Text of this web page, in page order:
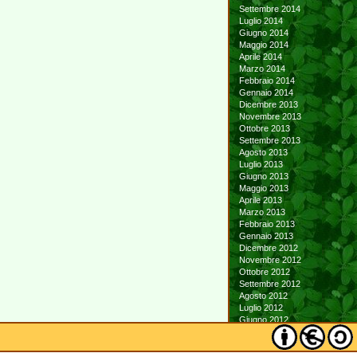
Settembre 2014
Luglio 2014
Giugno 2014
Maggio 2014
Aprile 2014
Marzo 2014
Febbraio 2014
Gennaio 2014
Dicembre 2013
Novembre 2013
Ottobre 2013
Settembre 2013
Agosto 2013
Luglio 2013
Giugno 2013
Maggio 2013
Aprile 2013
Marzo 2013
Febbraio 2013
Gennaio 2013
Dicembre 2012
Novembre 2012
Ottobre 2012
Settembre 2012
Agosto 2012
Luglio 2012
Giugno 2012
Maggio 2012
Aprile 2012